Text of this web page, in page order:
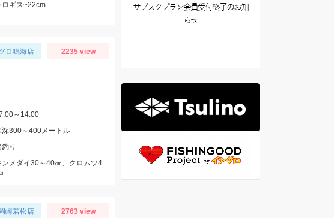
ロギス~22cm
ロ鳴海店 2235 view
～14:00
深300～400メートル
り
ンメダイ30～40㎝、クロムツ4
崎若松店 2763 view
サブスクプラン会員受付終了のお知
らせ